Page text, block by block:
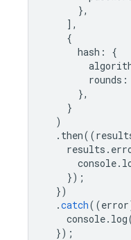
},
],
{
hash :
{
rounds :
},
}
)
. then((
results .
console.
});
})
.catch((error
console. log
});